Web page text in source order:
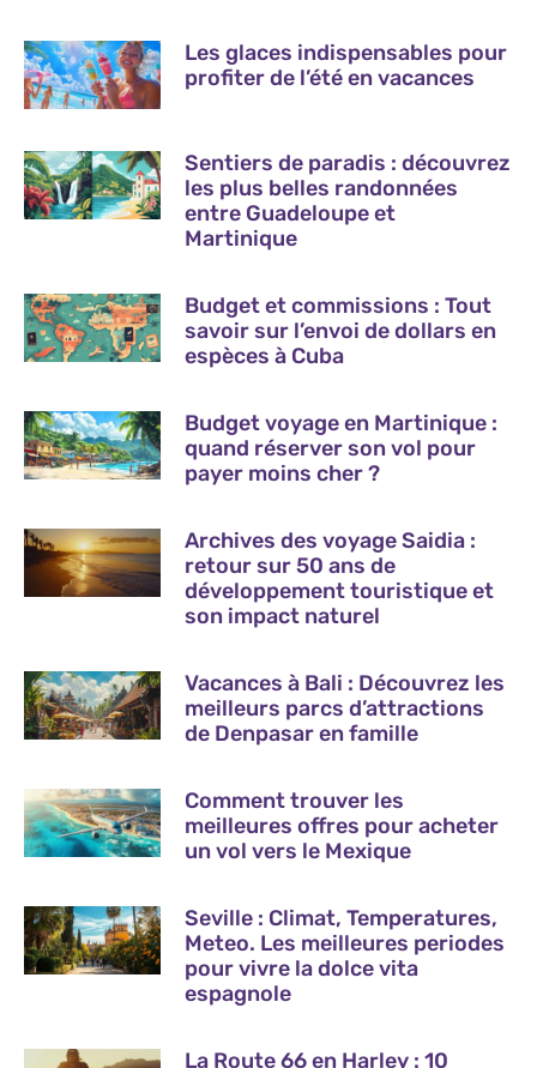
Les glaces indispensables pour
profiter de l’été en vacances
Sentiers de paradis : découvrez
les plus belles randonnées
entre Guadeloupe et
Martinique
Budget et commissions : Tout
savoir sur l’envoi de dollars en
espèces à Cuba
Budget voyage en Martinique :
quand réserver son vol pour
payer moins cher ?
Archives des voyage Saidia :
retour sur 50 ans de
développement touristique et
son impact naturel
Vacances à Bali : Découvrez les
meilleurs parcs d’attractions
de Denpasar en famille
Comment trouver les
meilleures offres pour acheter
un vol vers le Mexique
Seville : Climat, Temperatures,
Meteo. Les meilleures periodes
pour vivre la dolce vita
espagnole
La Route 66 en Harley : 10